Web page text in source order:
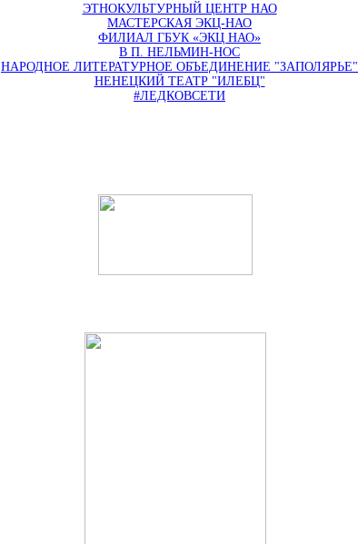
ЭТНОКУЛЬТУРНЫЙ ЦЕНТР НАО
МАСТЕРСКАЯ ЭКЦ-НАО
ФИЛИАЛ ГБУК «ЭКЦ НАО»
В П. НЕЛЬМИН-НОС
НАРОДНОЕ ЛИТЕРАТУРНОЕ ОБЪЕДИНЕНИЕ "ЗАПОЛЯРЬЕ"
НЕНЕЦКИЙ ТЕАТР "ИЛЕБЦ"
#ЛЕДКОВСЕТИ